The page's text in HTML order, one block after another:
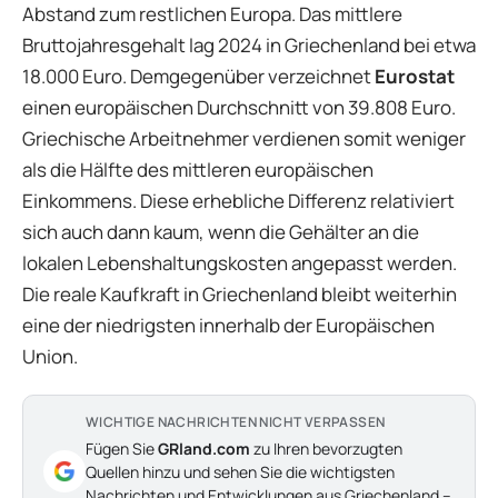
Abstand zum restlichen Europa. Das mittlere
Bruttojahresgehalt lag 2024 in Griechenland bei etwa
18.000 Euro. Demgegenüber verzeichnetEurostat
einen europäischen Durchschnitt von 39.808 Euro.
Griechische Arbeitnehmer verdienen somit weniger
als die Hälfte des mittleren europäischen
Einkommens. Diese erhebliche Differenz relativiert
sich auch dann kaum, wenn die Gehälter an die
lokalen Lebenshaltungskosten angepasst werden.
Die reale Kaufkraft in Griechenland bleibt weiterhin
eine der niedrigsten innerhalb der Europäischen
Union.
WICHTIGE NACHRICHTEN NICHT VERPASSEN
Fügen SieGRland.com zu Ihren bevorzugten
Quellen hinzu und sehen Sie die wichtigsten